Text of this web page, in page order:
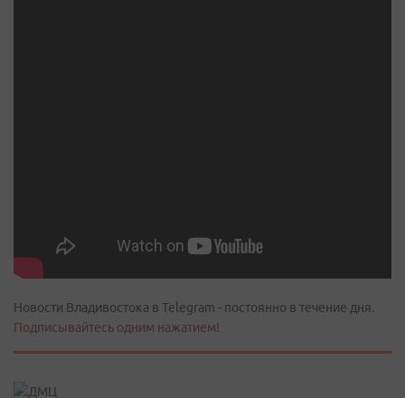
Новости Владивостока в Telegram - постоянно в течение дня.
Подписывайтесь одним нажатием!